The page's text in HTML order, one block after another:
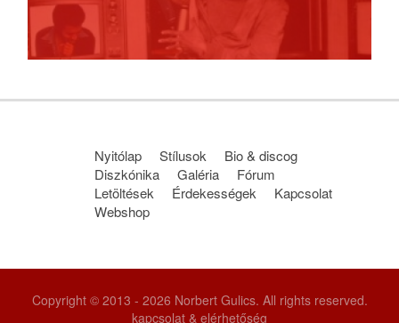
Nyitólap Stílusok
Bio & discog
Diszkónika
Galéria
Fórum
Letöltések
Érdekességek
Kapcsolat
Webshop
Copyright © 2013 - 2026 Norbert Gulics. All rights reserved.
kapcsolat & elérhetőség